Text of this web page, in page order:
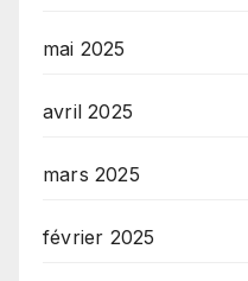
mai 2025
avril 2025
mars 2025
février 2025